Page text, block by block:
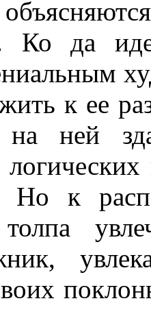
Ко да
к ее
на ней
Но к
толпа